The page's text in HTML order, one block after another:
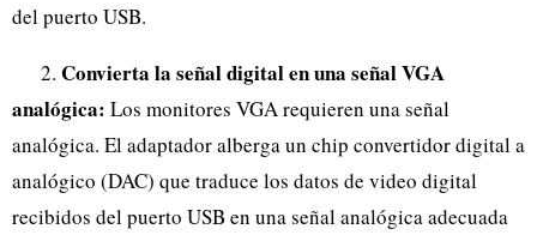
del puerto USB.
2. Convierta la señal digital en una señal VGA
analógica: Los monitores VGA requieren una señal
analógica. El adaptador alberga un chip convertidor digital a
analógico (DAC) que traduce los datos de video digital
recibidos del puerto USB en una señal analógica adecuada